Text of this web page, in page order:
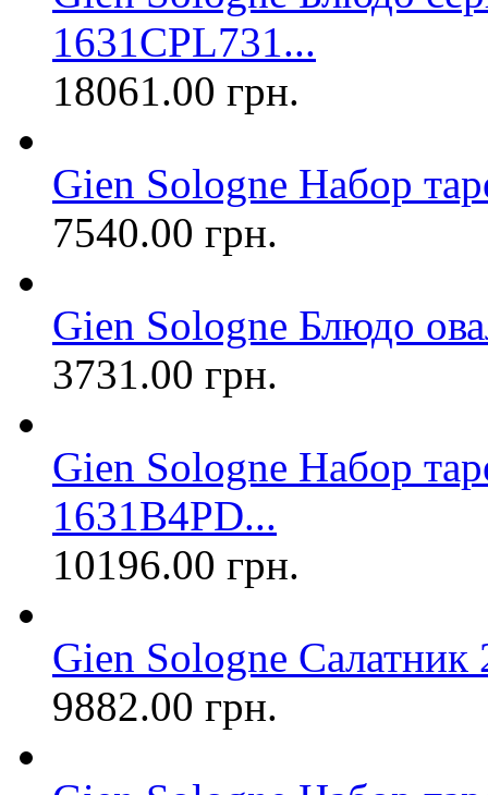
1631CPL731...
18061.00 грн.
Gien Sologne Набор
7540.00 грн.
Gien Sologne Блюдо
3731.00 грн.
Gien Sologne Набор
1631B4PD...
10196.00 грн.
Gien Sologne
9882.00 грн.